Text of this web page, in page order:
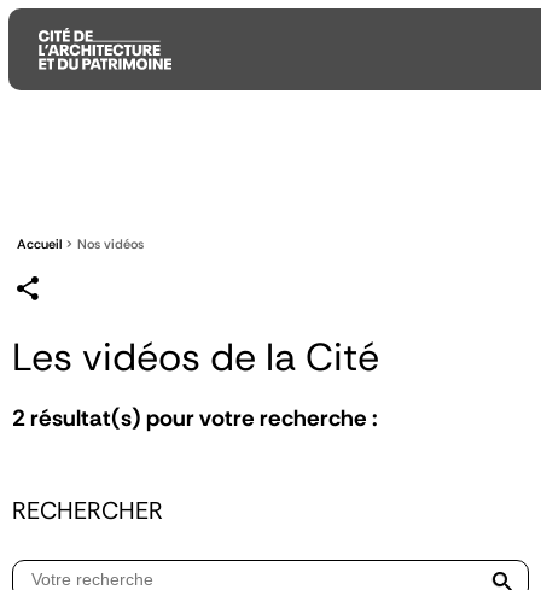
principal
principal
recherche
Accueil Nos vidéos
Les vidéos de la Cité
2résultat(s) pour votre recherche :
RECHERCHER